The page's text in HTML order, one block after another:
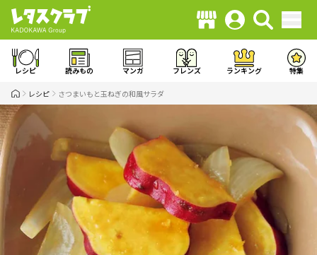
レシピ 読みもの マンガ フレンズ ランキング 特集
レシピ さつまいもと玉ねぎの和風サラダ